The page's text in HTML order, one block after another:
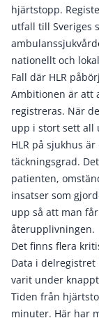
hjärtstopp.
utfall till Sveriges
nationellt och
Fall där HLR
Ambitionen är att
registreras. När
upp i stort sett all
HLR på sjukhus
täckningsgrad.
patienten,
insatser som
upp så att man
återupplivningen.
Det finns flera
Data i delregistret
varit under
Tiden från
minuter. Här har